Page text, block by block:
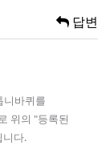
답변
니바퀴를
위의 "등록된
니다.